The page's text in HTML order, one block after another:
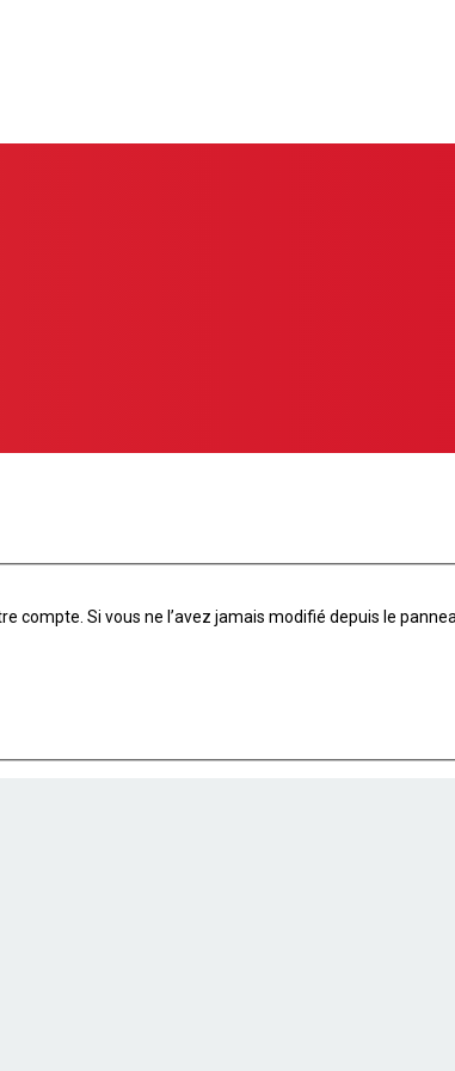
Si vous ne l’avez jamais modifié depuis le